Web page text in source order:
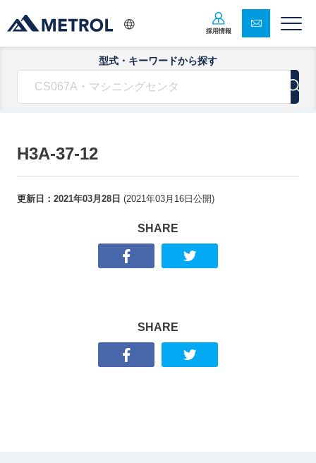
採用情報
型式・キーワードから探す
H3A-37-12
更新日： 2021年03月28日 (2021年03月16日 公開)
SHARE
SHARE